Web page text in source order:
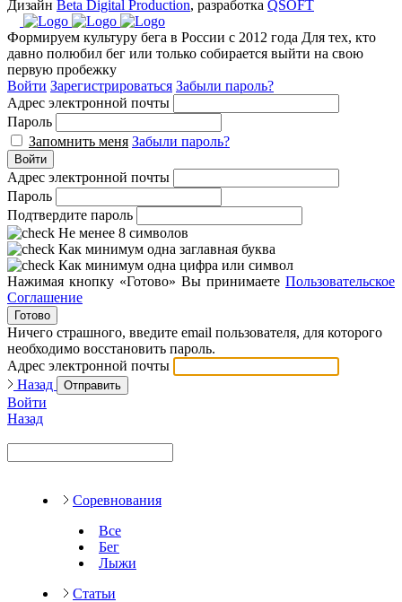
Дизайн Beta Digital Production, разработка QSOFT
Формируем культуру бега в России с 2012 года Для тех, кто
давно полюбил бег или только собирается выйти на свою
первую пробежку
Войти Зарегистрироваться Забыли пароль?
Адрес электронной почты
Пароль
Запомнить меня Забыли пароль?
Войти
Адрес электронной почты
Пароль
Подтвердите пароль
Не менее 8 символов
Как минимум одна заглавная буква
Как минимум одна цифра или символ
Нажимая кнопку «Готово» Вы принимаете Пользовательское
Соглашение
Готово
Ничего страшного, введите email пользователя, для которого
необходимо восстановить пароль.
Адрес электронной почты
Назад
Отправить
Войти
Назад
Соревнования
Все
Бег
Лыжи
Статьи